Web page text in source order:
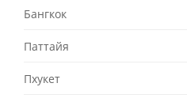
Бангкок
Паттайя
Пхукет